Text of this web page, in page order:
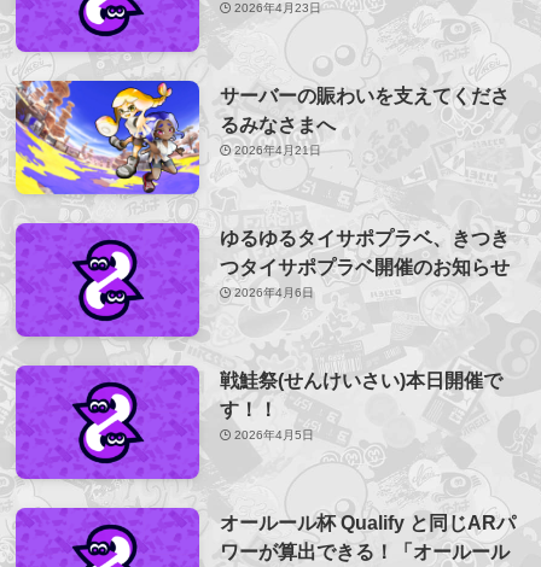
2026年4月23日
サーバーの賑わいを支えてくださ
るみなさまへ
2026年4月21日
ゆるゆるタイサポプラベ、きつき
つタイサポプラベ開催のお知らせ
2026年4月6日
戦鮭祭(せんけいさい)本日開催で
す！！
2026年4月5日
オールール杯 Qualify と同じARパ
ワーが算出できる！「オールール